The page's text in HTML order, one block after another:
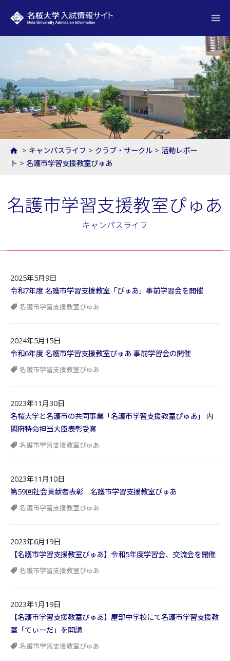
> キャンパスライフ > クラブ・サークル > 活動レポー
ト > 名護市学習支援教室ぴゅあ
名護市学習支援教室ぴゅあ
キャンパスライフ
2025年5月9日
令和7年度 名護市学習支援教室「ぴゅあ」事前学習会を開催
名護市学習支援教室ぴゅあ
2024年5月15日
令和6年度 名護市学習支援教室ぴゅあ 事前学習会の開催
名護市学習支援教室ぴゅあ
2023年11月30日
名桜大学と名護市の共同事業「名護市学習支援教室ぴゅあ」 内
閣府特命担当大臣表彰受賞
名護市学習支援教室ぴゅあ
2023年11月10日
第59回社会貢献者表彰 名護市学習支援教室ぴゅあ
名護市学習支援教室ぴゅあ
2023年6月19日
【名護市学習支援教室ぴゅあ】令和5年度学習会、交流会を開催
名護市学習支援教室ぴゅあ
2023年1月19日
【名護市学習支援教室ぴゅあ】屋部中学校にて名護市学習支援教
室「てぃーだ」を開講
名護市学習支援教室ぴゅあ